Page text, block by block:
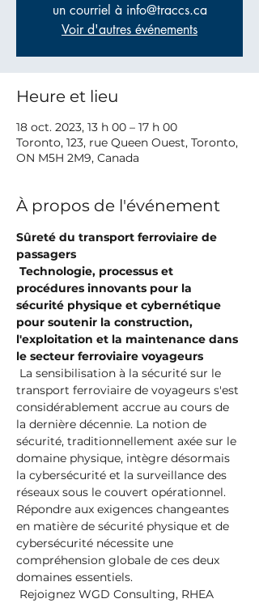
un courriel à info@traccs.ca
Voir d'autres événements
Heure et lieu
18 oct. 2023, 13 h 00 – 17 h 00
Toronto, 123, rue Queen Ouest, Toronto,
ON M5H 2M9, Canada
À propos de l'événement
Sûreté du transport ferroviaire de
passagers
Technologie, processus et
procédures innovants pour la
sécurité physique et cybernétique
pour soutenir la construction,
l'exploitation et la maintenance dans
le secteur ferroviaire voyageurs
transport ferroviaire de voyageurs s'est
considérablement accrue au cours de
la dernière décennie. La notion de
sécurité, traditionnellement axée sur le
domaine physique, intègre désormais
la cybersécurité et la surveillance des
réseaux sous le couvert opérationnel.
Répondre aux exigences changeantes
en matière de sécurité physique et de
cybersécurité nécessite une
compréhension globale de ces deux
domaines essentiels.